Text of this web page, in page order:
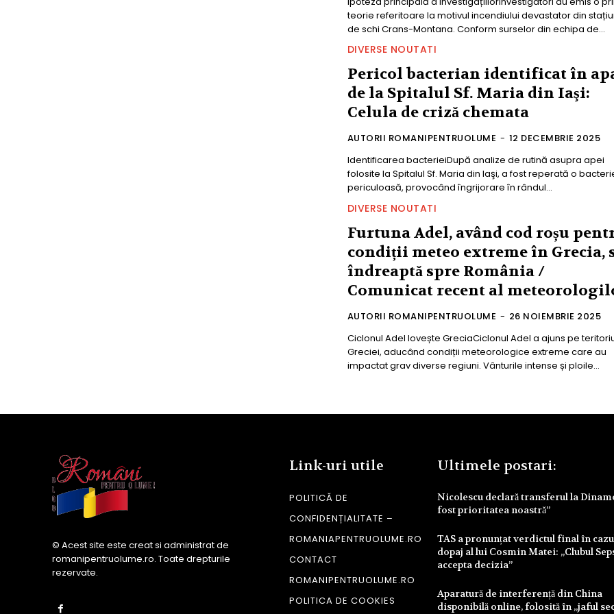
teorie referitoare la motivul incendiului devastator din
de schi Crans-Montana. Conform surselor din echipa de...
DIVERSE NOUTATI
Pericol bacterian identificat în
de la Spitalul Sf. Maria din Iaşi:
Celula de criză chemata
AUTORII ROMANIPENTRUOLUME - 12 DECEMBRIE 2025
Identificarea bacterieiDupă analize de rutină asupra apei
folosite la Spitalul Sf. Maria din Iaşi, a fost reperată o
periculoasă, provocând îngrijorare în rândul...
DIVERSE NOUTATI
Furtuna Adel, având cod roșu
condiții meteo extreme în Grecia,
îndreaptă spre România /
Comunicat recent al
AUTORII ROMANIPENTRUOLUME - 26 NOIEMBRIE 2025
Ciclonul Adel lovește GreciaCiclonul Adel a ajuns pe
Greciei, aducând condiții meteorologice extreme care au
impactat grav diverse regiuni. Vânturile intense și ploile...
© Acest site este creat si administrat de
romanipentruolume.ro. Toate drepturile
rezervate.
Link-uri utile
POLITICĂ DE
CONFIDENȚIALITATE –
ROMANIAPENTRUOLUME.RO
CONTACT
ROMANIPENTRUOLUME.RO
POLITICA DE COOKIES
Ultimele postari:
Nicolescu declară transferul la
fost prioritatea noastră”
TAS a pronunțat verdictul final în
dopaj al lui Cosmin Matei: „Clubul
accepta decizia”
Aparatură de interferență din China
disponibilă online, folosită în „jaful